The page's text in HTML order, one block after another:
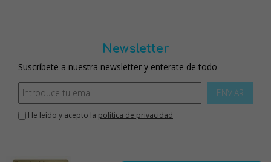
Newsletter
Suscríbete a nuestra newsletter y enterate de todo
ENVIAR
He leído y acepto la política de privacidad